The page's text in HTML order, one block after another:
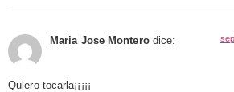
Maria Jose Montero dice:
Quiero tocarla¡¡¡¡¡